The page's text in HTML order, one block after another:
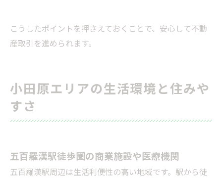
こうしたポイントを押さえておくことで、安心して不動
産取引を進められます。
小田原エリアの生活環境と住みや
すさ
五百羅漢駅徒歩圏の商業施設や医療機関
五百羅漢駅周辺は生活利便性の高い地域です。駅から徒